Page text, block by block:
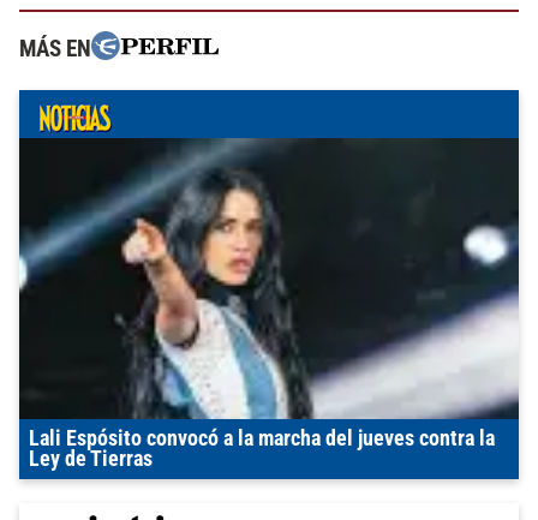
MÁS EN
Lali Espósito convocó a la marcha del jueves contra la
Ley de Tierras